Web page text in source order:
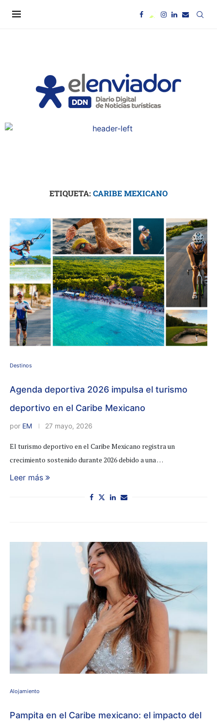
ETIQUETA: CARIBE MEXICANO
Destinos
Agenda deportiva 2026 impulsa el turismo
deportivo en el Caribe Mexicano
por EM 27 mayo, 2026
El turismo deportivo en el Caribe Mexicano registra un
crecimiento sostenido durante 2026 debido a una …
Leer más
Alojamiento
Pampita en el Caribe mexicano: el impacto del